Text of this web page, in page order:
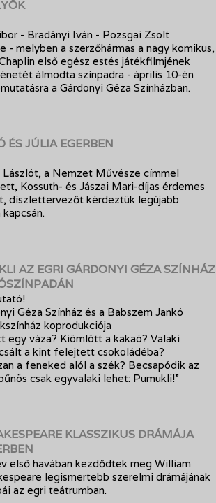
- Bradányi Iván - Pozsgai Zsolt
- melyben a szerzőhármas a nagy komikus,
első egész estés játékfilmjének
álmodta színpadra - április 10-én
a Gárdonyi Géza Színházban.
ÉS JÚLIA EGERBEN
Lászlót, a Nemzet Művésze címmel
Kossuth- és Jászai Mari-díjas érdemes
díszlettervezőt kérdeztük legújabb
kapcsán.
AZ EGRI GÁRDONYI GÉZA SZÍNHÁZ
Géza Színház és a Babszem Jankó
koprodukciója
egy váza? Kiömlött a kakaó? Valaki
a kint felejtett csokoládéba?
a feneked alól a szék? Becsapódik az
csak egyvalaki lehet: Pumukli!”
KLASSZIKUS DRÁMÁJA
első havában kezdődtek meg William
legismertebb szerelmi drámájának
az egri teátrumban.